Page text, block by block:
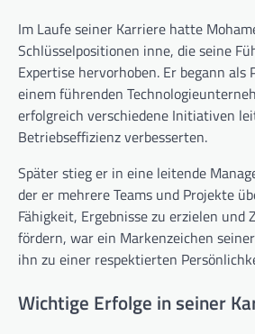
Im Laufe seiner Karriere hatte
Schlüsselpositionen inne, die seine
Expertise hervorhoben. Er begann als
einem führenden
erfolgreich verschiedene Initiativen
Betriebseffizienz verbesserten.
Später stieg er in eine leitende
der er mehrere Teams und Projekte
Fähigkeit, Ergebnisse zu erzielen und
fördern, war ein Markenzeichen
ihn zu einer respektierten
Wichtige Erfolge in seiner